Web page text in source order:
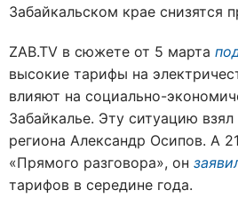
Забайкальском крае снизятся
ZAB.TV в сюжете от 5 марта
высокие тарифы на
влияют на социально-
Забайкалье. Эту ситуацию взял
региона Александр Осипов. А
«Прямого разговора», он
тарифов в середине года.